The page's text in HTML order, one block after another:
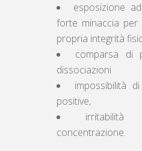
esposizione
forte minaccia
propria integrità
comparsa di
dissociazioni
impossibilità
positive,
concentrazione.